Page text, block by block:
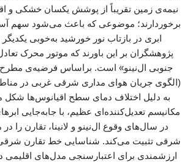
نیمه‌ی زمین تقریباً از پوشش یکسان خشکی و
برخوردارند؛ موضوعی که باعث می‌شود سهم
ابری در بازتاب نور خورشید به‌خوبی یکدیگر
پژوهشگران بر این باورند که موتور محرک
جنوبی ال‌نینو» است. براساس فرضیه‌ی
(الگوی جریان هوای مداری شرقی غربی در
به دلیل اختلاف دمای سطح اقیانوس‌ها شکل
مکانیسم تعدیل‌کننده‌ای عظیم، با جابه‌جایی
شرقی تثبیت می‌کند. شناسایی خط تقارن شرقی
ارزشمندی برای اعتبارسنجی مدل‌های اقلیمی